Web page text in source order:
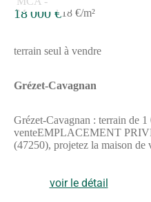
18 000 €18 €/m²
terrain seul à vendre
Grézet-Cavagnan
Grézet-Cavagnan : terrain de 1
venteEMPLACEMENT
(47250), projetez la maison de
attractif. On y trouve une
accessible à 6 km.Ce terrain
000 €. Prenez contact avec
voir le détail